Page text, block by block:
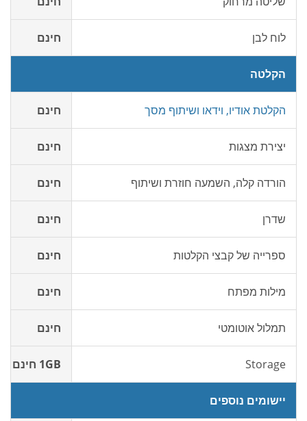
לוח לבן חינם
הקלטה
הקלטת אודיו, וידאו ושיתוף מסך חינם
יצירת מצגות חינם
הורדה קלה, השמעה חוזרת ושיתוף חינם
שדרן חינם
ספרייה של קבצי הקלטות חינם
מילות מפתח חינם
תמלול אוטומטי חינם
Storage 1GB חינם
יישומים נוספים